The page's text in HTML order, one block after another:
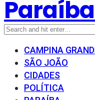
CAMPINA
SÃO JOÃO
CIDADES
POLÍTICA